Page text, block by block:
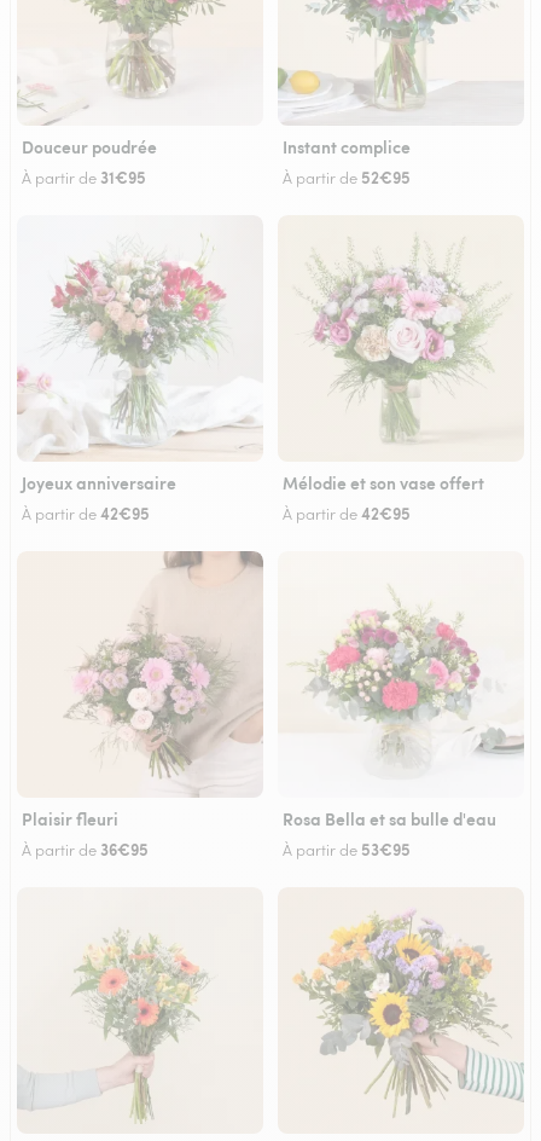
Douceur poudrée
À partir de 31€95
Instant complice
À partir de 52€95
Joyeux anniversaire
À partir de42€95
Mélodie et son vase offert
À partir de42€95
Plaisir fleuri
À partir de 36€95
Rosa Bella et sa bulle d'eau
À partir de 53€95